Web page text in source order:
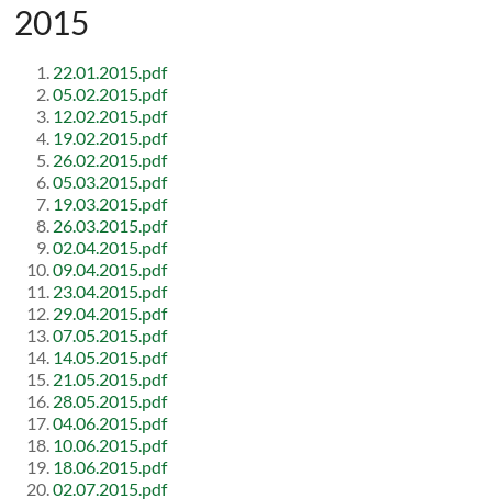
2015
22.01.2015.pdf
05.02.2015.pdf
12.02.2015.pdf
19.02.2015.pdf
26.02.2015.pdf
05.03.2015.pdf
19.03.2015.pdf
26.03.2015.pdf
02.04.2015.pdf
09.04.2015.pdf
23.04.2015.pdf
29.04.2015.pdf
07.05.2015.pdf
14.05.2015.pdf
21.05.2015.pdf
28.05.2015.pdf
04.06.2015.pdf
10.06.2015.pdf
18.06.2015.pdf
02.07.2015.pdf